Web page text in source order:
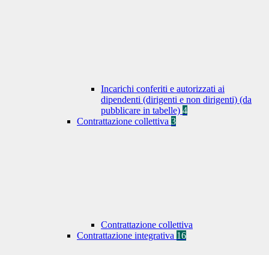
Incarichi conferiti e autorizzati ai
dipendenti (dirigenti e non dirigenti) (da
pubblicare in tabelle) 4
Contrattazione collettiva 3
Contrattazione collettiva
Contrattazione integrativa 16